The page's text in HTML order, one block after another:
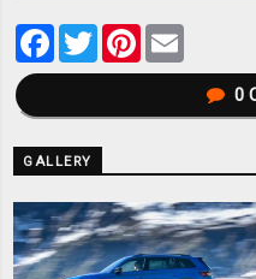
Facebook
TwitterPinterest
0
GALLERY